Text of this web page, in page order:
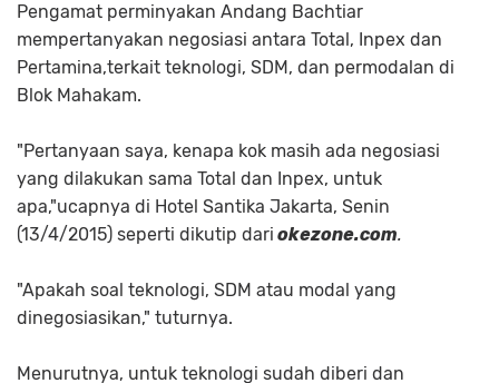
Pengamat perminyakan Andang Bachtiar
mempertanyakan negosiasi antara Total, Inpex dan
Pertamina,terkait teknologi, SDM, dan permodalan di
Blok Mahakam.
"Pertanyaan saya, kenapa kok masih ada negosiasi
yang dilakukan sama Total dan Inpex, untuk
apa,"ucapnya di Hotel Santika Jakarta, Senin
(13/4/2015) seperti dikutip dari okezone.com.
"Apakah soal teknologi, SDM atau modal yang
dinegosiasikan," tuturnya.
Menurutnya, untuk teknologi sudah diberi dan